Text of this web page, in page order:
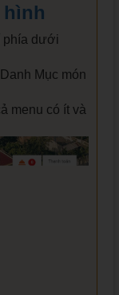
hình
phía dưới
Mục món
menu có ít và